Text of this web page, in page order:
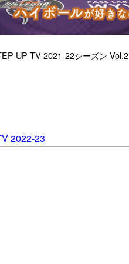
UP TV 2021-22シーズン Vol.2
2022-23